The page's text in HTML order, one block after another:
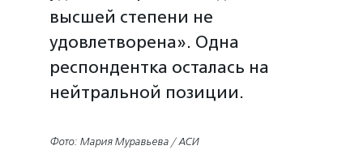
высшей степени не
удовлетворена». Одна
респондентка осталась на
нейтральной позиции.
Фото: Мария Муравьева / АСИ